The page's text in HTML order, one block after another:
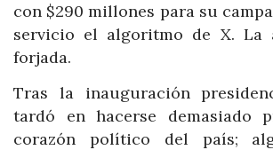
con $290 millones para su
servicio el algoritmo de X. La
forjada.
Tras la inauguración
tardó en hacerse demasiado
corazón político del país;